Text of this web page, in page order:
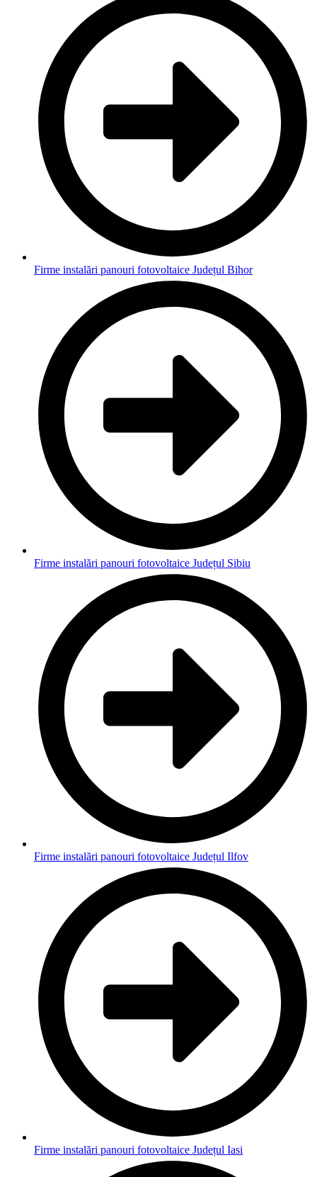
Firme instalări panouri fotovoltaice Județul Bihor
Firme instalări panouri fotovoltaice Județul Sibiu
Firme instalări panouri fotovoltaice Județul Ilfov
Firme instalări panouri fotovoltaice Județul Iasi